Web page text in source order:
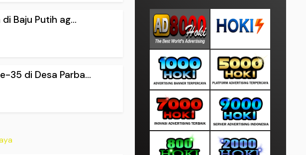
Baju Putih ag...
35 di Desa Parba...